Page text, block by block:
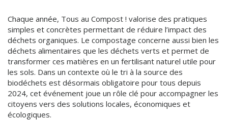
Chaque année, Tous au Compost ! valorise des pratiques
simples et concrètes permettant de réduire l’impact des
déchets organiques. Le compostage concerne aussi bien les
déchets alimentaires que les déchets verts et permet de
transformer ces matières en un fertilisant naturel utile pour
les sols. Dans un contexte où le tri à la source des
biodéchets est désormais obligatoire pour tous depuis
2024, cet événement joue un rôle clé pour accompagner les
citoyens vers des solutions locales, économiques et
écologiques.